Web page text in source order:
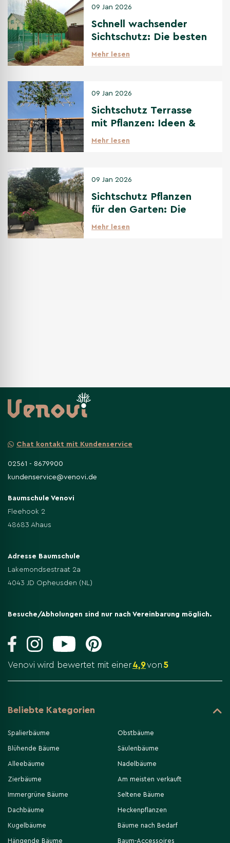
09 Jan 2026
Schnell wachsender
Sichtschutz: Die besten
Optionen
Mehr lesen
09 Jan 2026
Sichtschutz Terrasse
mit Pflanzen: Ideen &
beste Bäume
Mehr lesen
09 Jan 2026
Sichtschutz Pflanzen
für den Garten: Die
beste Auswahl
Mehr lesen
Chat kontakt mit Kundenservice
02561 - 8679900
kundenservice@venovi.de
Baumschule Venovi
Fleehook 2
48683 Ahaus
Adresse Baumschule
Lakemondsestraat 2a
4043 JD Opheusden (NL)
Besuche/Abholungen sind nur nach Vereinbarung möglich.
Venovi wird bewertet mit einer4,9von 5
Beliebte Kategorien
Spalierbäume
Blühende Bäume
Alleebäume
Zierbäume
Immergrüne Bäume
Dachbäume
Kugelbäume
Hängende Bäume
Obstbäume
Säulenbäume
Nadelbäume
Am meisten verkauft
Seltene Bäume
Heckenpflanzen
Bäume nach Bedarf
Baum-Accessoires